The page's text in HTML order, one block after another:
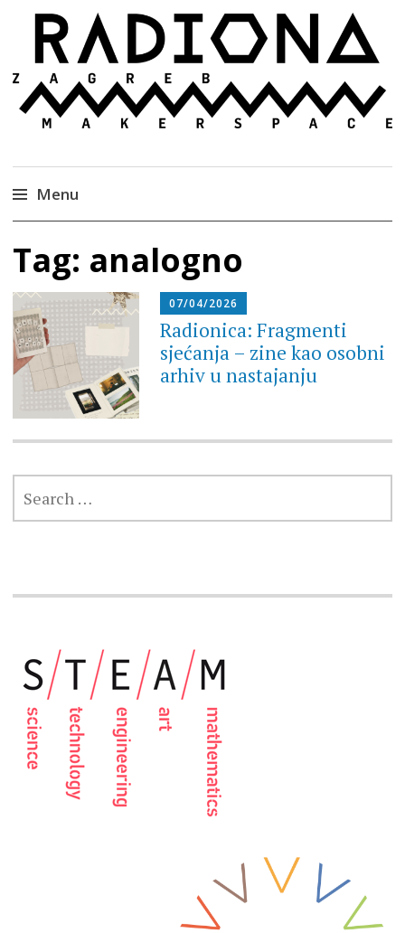
Radiona
Association for Development of 'do-it-yourself'
Menu
to
content
Tag: analogno
07/04/2026
Radionica: Fragmenti
sjećanja – zine kao osobni
arhiv u nastajanju
SEARCH
FOR: